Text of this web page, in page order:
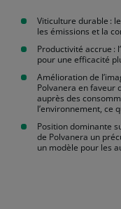
Viticulture durable :
les émissions et la
Productivité accrue :
pour une efficacité
Amélioration de
Polvanera en faveur
auprès des
l’environnement, ce
Position dominante
de Polvanera un
un modèle pour les